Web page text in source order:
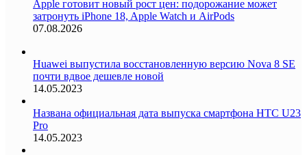
Apple готовит новый рост цен: подорожание может
затронуть iPhone 18, Apple Watch и AirPods
07.08.2026
Huawei выпустила восстановленную версию Nova 8 SE
почти вдвое дешевле новой
14.05.2023
Названа официальная дата выпуска смартфона HTC U23
Pro
14.05.2023